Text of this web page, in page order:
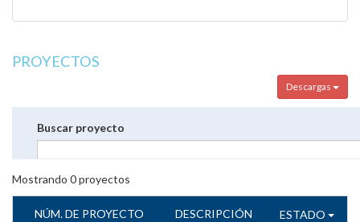
PROYECTOS
Descargas
Buscar proyecto
Mostrando 0proyectos
NÚM. DE PROYECTO DESCRIPCIÓN ESTADO